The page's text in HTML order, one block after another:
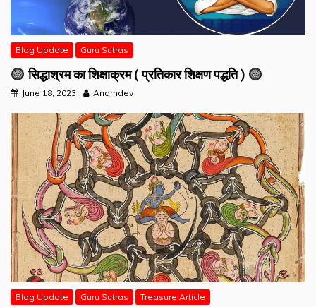
Blog Update Guru Sutras
सिद्धाश्रम का शिक्षाक्रम ( प्रतिकार शिक्षण पद्धति )
June 18, 2023 Anamdev
Blog Update Guru Sutras Treasure Article